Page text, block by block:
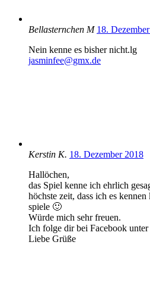
Bellasternchen M 18.
Nein kenne es bisher nicht.lg
jasminfee@gmx.de
Kerstin K. 18. Dezember 2018
Hallöchen,
das Spiel kenne ich ehrlich
höchste zeit, dass ich es
spiele 🙂
Würde mich sehr freuen.
Ich folge dir bei Facebook
Liebe Grüße